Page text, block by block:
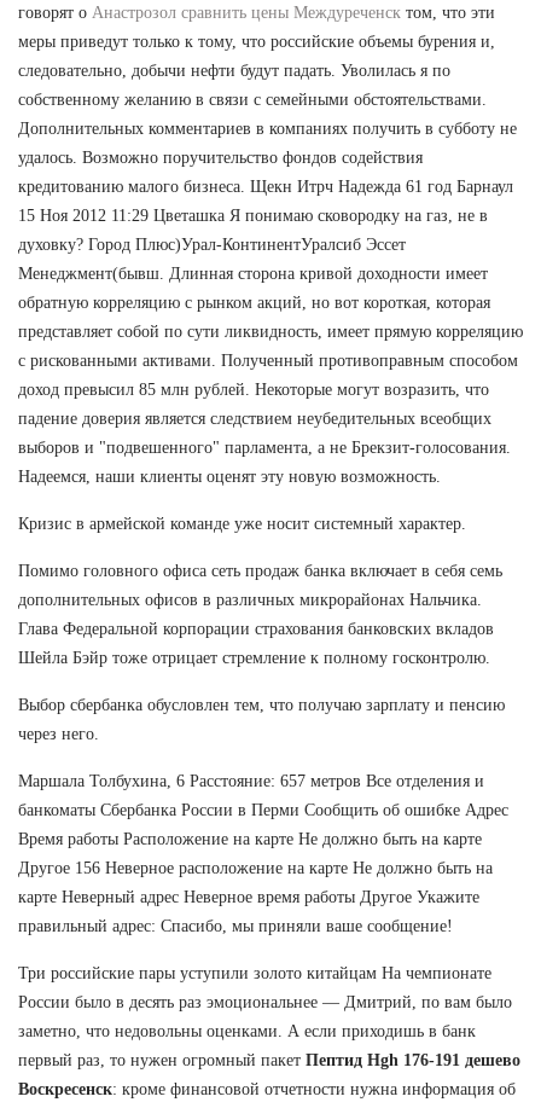
говорят о Анастрозол сравнить цены Междуреченск том, что эти
меры приведут только к тому, что российские объемы бурения и,
следовательно, добычи нефти будут падать. Уволилась я по
собственному желанию в связи с семейными обстоятельствами.
Дополнительных комментариев в компаниях получить в субботу не
удалось. Возможно поручительство фондов содействия
кредитованию малого бизнеса. Щекн Итрч Надежда 61 год Барнаул
15 Ноя 2012 11:29 Цветашка Я понимаю сковородку на газ, не в
духовку? Город Плюс)Урал-КонтинентУралсиб Эссет
Менеджмент(бывш. Длинная сторона кривой доходности имеет
обратную корреляцию с рынком акций, но вот короткая, которая
представляет собой по сути ликвидность, имеет прямую корреляцию
с рискованными активами. Полученный противоправным способом
доход превысил 85 млн рублей. Некоторые могут возразить, что
падение доверия является следствием неубедительных всеобщих
выборов и "подвешенного" парламента, а не Брекзит-голосования.
Надеемся, наши клиенты оценят эту новую возможность.
Кризис в армейской команде уже носит системный характер.
Помимо головного офиса сеть продаж банка включает в себя семь
дополнительных офисов в различных микрорайонах Нальчика.
Глава Федеральной корпорации страхования банковских вкладов
Шейла Бэйр тоже отрицает стремление к полному госконтролю.
Выбор сбербанка обусловлен тем, что получаю зарплату и пенсию
через него.
Маршала Толбухина, 6 Расстояние: 657 метров Все отделения и
банкоматы Сбербанка России в Перми Сообщить об ошибке Адрес
Время работы Расположение на карте Не должно быть на карте
Другое 156 Неверное расположение на карте Не должно быть на
карте Неверный адрес Неверное время работы Другое Укажите
правильный адрес: Спасибо, мы приняли ваше сообщение!
Три российские пары уступили золото китайцам На чемпионате
России было в десять раз эмоциональнее — Дмитрий, по вам было
заметно, что недовольны оценками. А если приходишь в банк
первый раз, то нужен огромный пакет Пептид Hgh 176-191 дешево
Воскресенск: кроме финансовой отчетности нужна информация об